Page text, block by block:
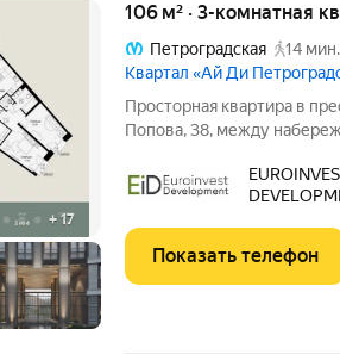
+ 17
106 м² · 3-комнатная
Петроградская
14 мин.
Квартал «Ай Ди
Просторная квартира в престижной
Попова, 38, между
на Иоанновский
метро
Показать телефон